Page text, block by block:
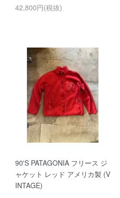
42,800円(税抜)
90'S PATAGONIA フリース ジ
ャケット レッド アメリカ製 (V
INTAGE)